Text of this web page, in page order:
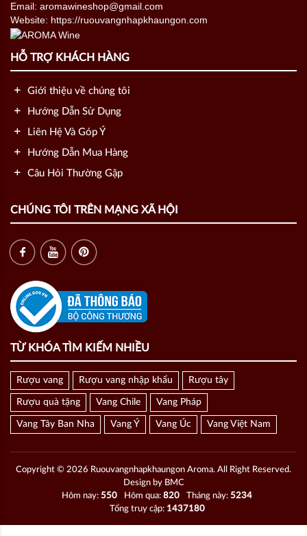
Email: aromawineshop@gmail.com
Website: https://ruouvangnhapkhaungon.com
HỖ TRỢ KHÁCH HÀNG
Giới thiệu về chúng tôi
Hướng Dẫn Sử Dụng
Liên Hệ Và Góp Ý
Hướng Dẫn Mua Hàng
Câu Hỏi Thường Gặp
CHÚNG TÔI TRÊN MẠNG XÃ HỘI
TỪ KHÓA TÌM KIẾM NHIỀU
Rượu vang Rượu vang nhập khẩu Rượu tây
Rượu quà tặng Vang Chile Vang Pháp
Vang Tây Ban Nha Vang Ý Vang Úc Vang Việt Nam
Copyright © 2026 Ruouvangnhapkhaungon Aroma. All Right Reserved.
Design by BMC
Hôm nay: 550 Hôm qua: 820 Tháng này: 5234
Tổng truy cập: 1437180